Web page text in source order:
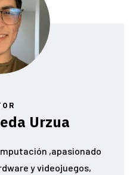
Urzua
,apasionado
y videojuegos,